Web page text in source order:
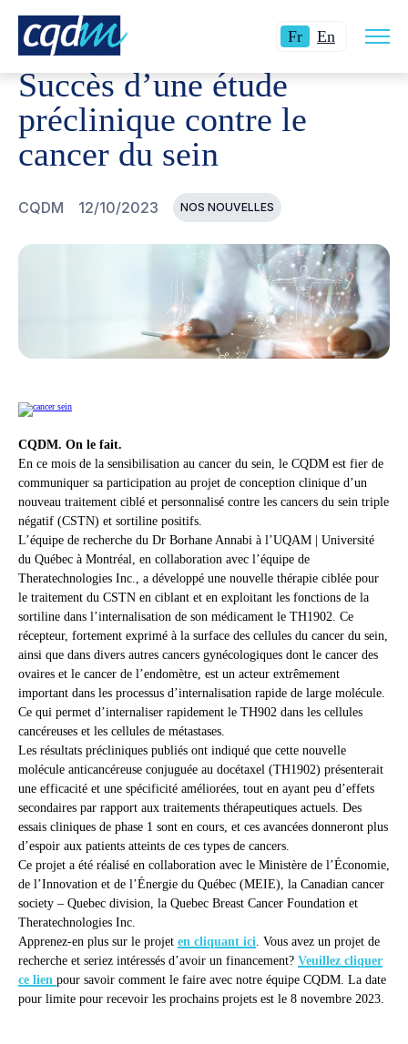
FrLangue
En Switchla
site
CQDM NOUVELLES ET ÉVÉNEMENTS SUCCÈS
Succès d’une étude
préclinique contre le
cancer du sein
CQDM 12/10/2023 NOS NOUVELLES
CQDM. On le fait.
En ce mois de la sensibilisation au cancer du sein, le CQDM est fier de
communiquer sa participation au projet de conception clinique d’un
nouveau traitement ciblé et personnalisé contre les cancers du sein triple
négatif (CSTN) et sortiline positifs.
L’équipe de recherche du Dr Borhane Annabi à l’UQAM | Université
du Québec à Montréal, en collaboration avec l’équipe de
Theratechnologies Inc., a développé une nouvelle thérapie ciblée pour
le traitement du CSTN en ciblant et en exploitant les fonctions de la
sortiline dans l’internalisation de son médicament le TH1902. Ce
récepteur, fortement exprimé à la surface des cellules du cancer du sein,
ainsi que dans divers autres cancers gynécologiques dont le cancer des
ovaires et le cancer de l’endomètre, est un acteur extrêmement
important dans les processus d’internalisation rapide de large molécule.
Ce qui permet d’internaliser rapidement le TH902 dans les cellules
cancéreuses et les cellules de métastases.
Les résultats précliniques publiés ont indiqué que cette nouvelle
molécule anticancéreuse conjuguée au docétaxel (TH1902) présenterait
une efficacité et une spécificité améliorées, tout en ayant peu d’effets
secondaires par rapport aux traitements thérapeutiques actuels. Des
essais cliniques de phase 1 sont en cours, et ces avancées donneront plus
d’espoir aux patients atteints de ces types de cancers.
Ce projet a été réalisé en collaboration avec le Ministère de l’Économie,
de l’Innovation et de l’Énergie du Québec (MEIE), la Canadian cancer
society – Quebec division, la Quebec Breast Cancer Foundation et
Theratechnologies Inc.
Apprenez-en plus sur le projet en cliquant ici. Vous avez un projet de
recherche et seriez intéressés d’avoir un financement? Veuillez cliquer
ce lien pour savoir comment le faire avec notre équipe CQDM. La date
pour limite pour recevoir les prochains projets est le 8 novembre 2023.